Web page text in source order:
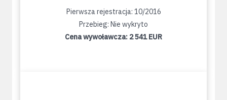
Pierwsza rejestracja: 10/2016
Przebieg: Nie wykryto
Cena wywoławcza: 2 541 EUR